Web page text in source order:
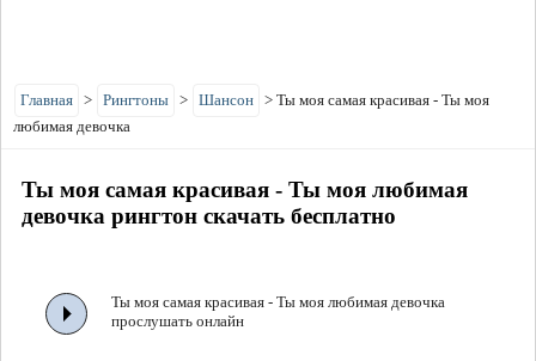
Главная > Рингтоны > Шансон > Ты моя самая красивая - Ты моя
любимая девочка
Ты моя самая красивая - Ты моя любимая
девочка рингтон скачать бесплатно
Ты моя самая красивая - Ты моя любимая девочка
прослушать онлайн